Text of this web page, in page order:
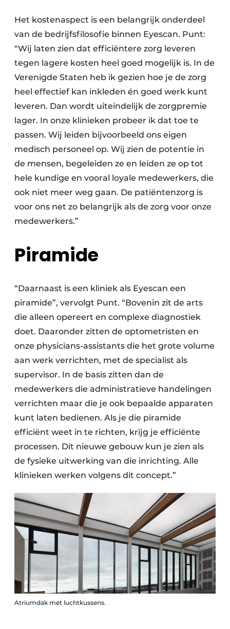
Het kostenaspect is een belangrijk onderdeel
van de bedrijfsfilosofie binnen Eyescan. Punt:
“Wij laten zien dat efficiëntere zorg leveren
tegen lagere kosten heel goed mogelijk is. In de
Verenigde Staten heb ik gezien hoe je de zorg
heel effectief kan inkleden én goed werk kunt
leveren. Dan wordt uiteindelijk de zorgpremie
lager. In onze klinieken probeer ik dat toe te
passen. Wij leiden bijvoorbeeld ons eigen
medisch personeel op. Wij zien de potentie in
de mensen, begeleiden ze en leiden ze op tot
hele kundige en vooral loyale medewerkers, die
ook niet meer weg gaan. De patiëntenzorg is
voor ons net zo belangrijk als de zorg voor onze
medewerkers.”
Piramide
“Daarnaast is een kliniek als Eyescan een
piramide”, vervolgt Punt. “Bovenin zit de arts
die alleen opereert en complexe diagnostiek
doet. Daaronder zitten de optometristen en
onze physicians-assistants die het grote volume
aan werk verrichten, met de specialist als
supervisor. In de basis zitten dan de
medewerkers die administratieve handelingen
verrichten maar die je ook bepaalde apparaten
kunt laten bedienen. Als je die piramide
efficiënt weet in te richten, krijg je efficiënte
processen. Dit nieuwe gebouw kun je zien als
de fysieke uitwerking van die inrichting. Alle
klinieken werken volgens dit concept.”
Atriumdak met luchtkussens.